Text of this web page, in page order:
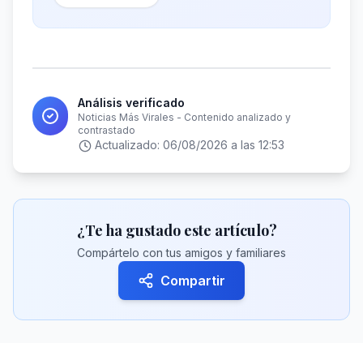
Análisis verificado
Noticias Más Virales - Contenido analizado y
contrastado
Actualizado: 06/08/2026 a las 12:53
¿Te ha gustado este artículo?
Compártelo con tus amigos y familiares
Compartir